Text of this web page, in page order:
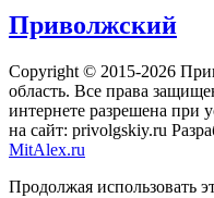
Приволжский
Copyright © 2015-2026
область. Все права
интернете разрешена при
на сайт: privolgskiy.ru
MitAlex.ru
Продолжая использовать